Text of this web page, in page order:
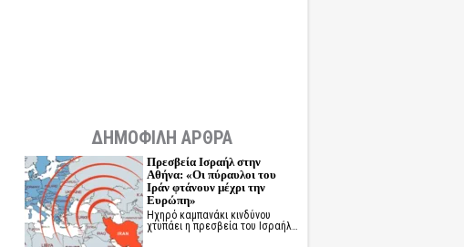
ΔΗΜΟΦΙΛΗ ΑΡΘΡΑ
Πρεσβεία Ισραήλ στην
Αθήνα: «Οι πύραυλοι του
Ιράν φτάνουν μέχρι την
Ευρώπη»
Ηχηρό καμπανάκι κινδύνου
χτυπάει η πρεσβεία του Ισραήλ…